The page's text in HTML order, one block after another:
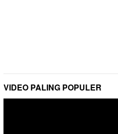
VIDEO PALING POPULER